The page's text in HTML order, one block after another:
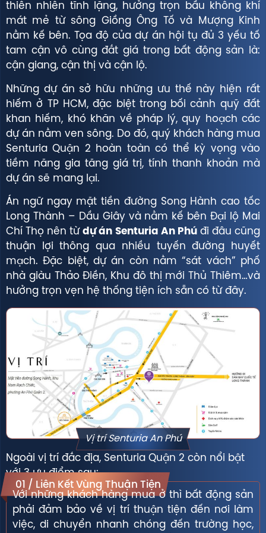
thiên nhiên tĩnh lặng, hưởng trọn bầu không khí
mát mẻ từ sông Giồng Ông Tố và Mượng Kinh
nằm kế bên. Tọa độ của dự án hội tụ đủ 3 yếu tố
tam cận vô cùng đắt giá trong bất động sản là:
cận giang, cận thị và cận lộ.
Những dự án sở hữu những ưu thế này hiện rất
hiếm ở TP HCM, đặc biệt trong bối cảnh quỹ đất
khan hiếm, khó khăn về pháp lý, quy hoạch các
dự án nằm ven sông. Do đó, quý khách hàng mua
Senturia Quận 2 hoàn toàn có thể kỳ vọng vào
tiềm năng gia tăng giá trị, tính thanh khoản mà
dự án sẽ mang lại.
Án ngữ ngay mặt tiền đường Song Hành cao tốc
Long Thành – Dầu Giây và nằm kế bên Đại lộ Mai
Chí Thọ nên từdự án Senturia An Phúđi đâu cũng
thuận lợi thông qua nhiều tuyến đường huyết
mạch. Đặc biệt, dự án còn nằm “sát vách” phố
nhà giàu Thảo Điền, Khu đô thị mới Thủ Thiêm…và
hưởng trọn vẹn hệ thống tiện ích sẵn có từ đây.
Vị trí Senturia An Phú
Ngoài vị trí đắc địa, Senturia Quận 2 còn nổi bật
với 3 ưu điểm sau:
01 / Liên Kết Vùng Thuận Tiện
Với những khách hàng mua ở thì bất động sản
phải đảm bảo về vị trí thuận tiện đến nơi làm
việc, di chuyển nhanh chóng đến trường học,